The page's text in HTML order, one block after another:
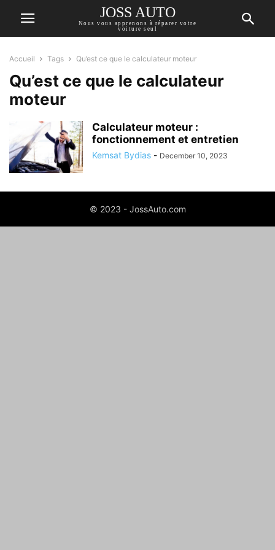
JOSS AUTO
Nous vous apprenons à réparer votre
voiture seul
Accueil Tags Qu’est ce que le calculateur moteur
Qu’est ce que le calculateur
moteur
Calculateur moteur :
fonctionnement et entretien
Kemsat Bydias - December 10, 2023
© 2023 - JossAuto.com